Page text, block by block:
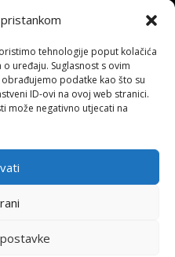
tehnologije poput kolačića
uređaju. Suglasnost s ovim
podatke kao što su
ID-ovi na ovoj web stranici.
može negativno utjecati na
d.d)
HATZ – 2026